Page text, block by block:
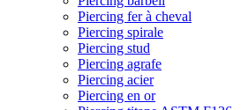
Piercing fer à cheval
Piercing spirale
Piercing stud
Piercing agrafe
Piercing acier
Piercing en or